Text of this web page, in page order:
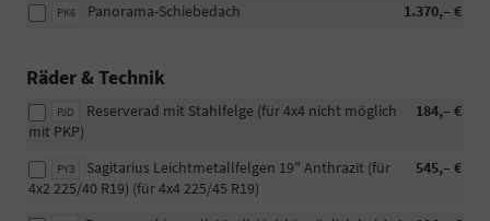
PK6 1.370,– €
Panorama-Schiebedach
Räder & Technik
PJD 184,– €
Reserverad mit Stahlfelge (für 4x4 nicht möglich
mit PKP)
PY3 545,– €
Sagitarius Leichtmetallfelgen 19" Anthrazit (für
4x2 225/40 R19) (für 4x4 225/45 R19)